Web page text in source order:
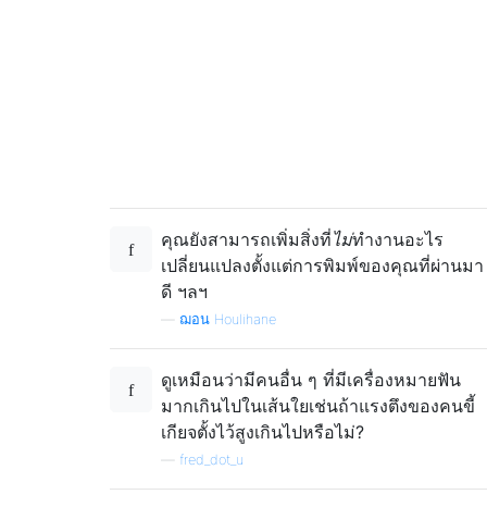
คุณยังสามารถเพิ่มสิ่งที่ไม่ทำงานอะไร
เปลี่ยนแปลงตั้งแต่การพิมพ์ของคุณที่ผ่านมา
ดี ฯลฯ
ฌอน Houlihane
ดูเหมือนว่ามีคนอื่น ๆ ที่มีเครื่องหมายฟัน
มากเกินไปในเส้นใยเช่นถ้าแรงตึงของคนขี้
เกียจตั้งไว้สูงเกินไปหรือไม่?
fred_dot_u